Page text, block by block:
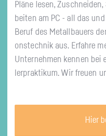
Pläne lesen,
bei­ten am PC - all das
Beruf des Me­tall­bau­ers
ons­tech­nik aus. Er­fah­re
Un­ter­neh­men ken­nen
ler­prak­ti­kum. Wir freu­en
Hier